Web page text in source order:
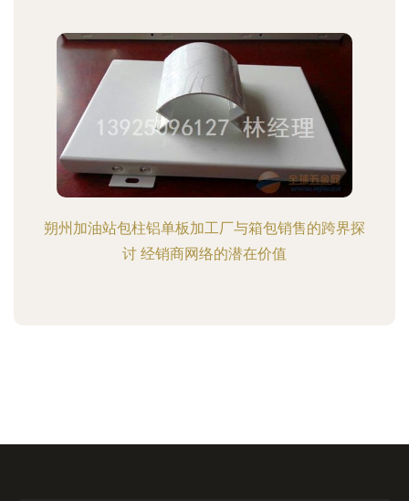
朔州加油站包柱铝单板加工厂与箱包销售的跨界探
讨 经销商网络的潜在价值